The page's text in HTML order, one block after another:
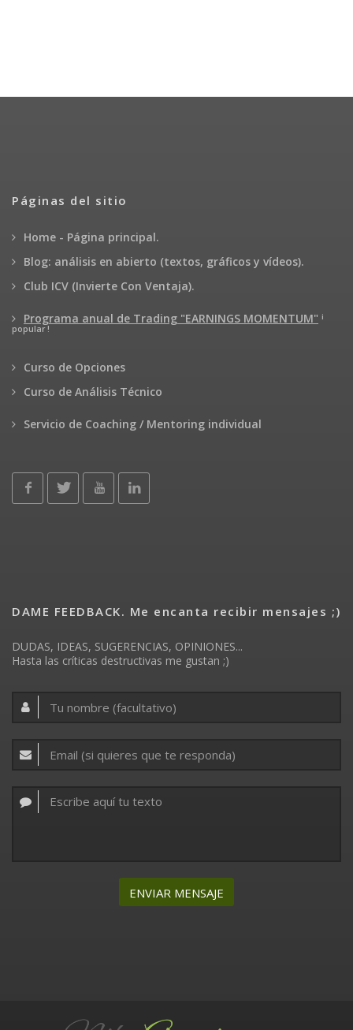
Páginas del sitio
Home - Página principal.
Blog: análisis en abierto (textos, gráficos y vídeos).
Club ICV (Invierte Con Ventaja).
Programa anual de Trading "EARNINGS MOMENTUM" ¡
popular !
Curso de Opciones
Curso de Análisis Técnico
Servicio de Coaching / Mentoring individual
DAME FEEDBACK. Me encanta recibir mensajes ;)
DUDAS, IDEAS, SUGERENCIAS, OPINIONES...
Hasta las críticas destructivas me gustan ;)
ENVIAR MENSAJE